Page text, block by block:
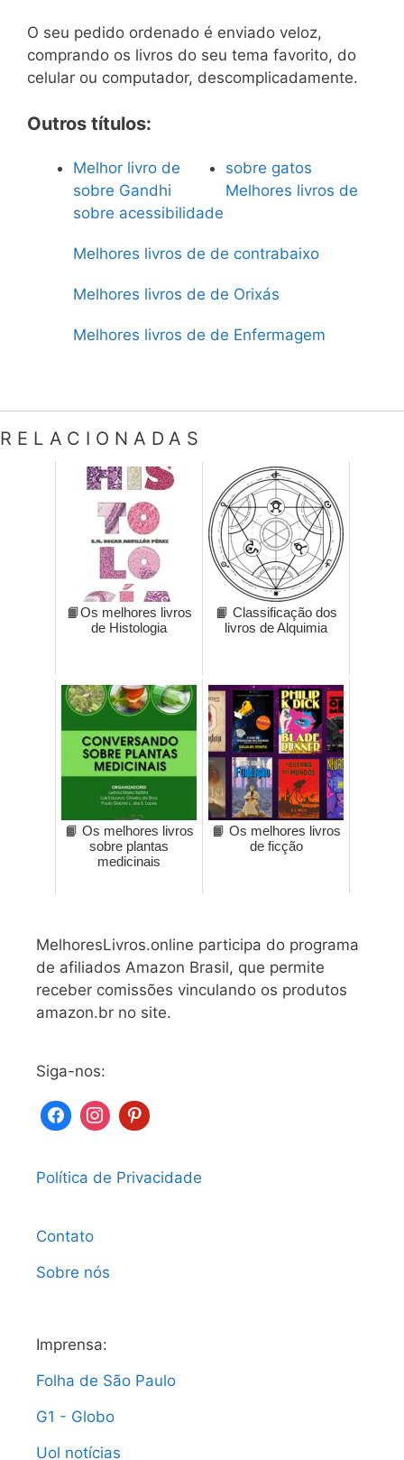
O seu pedido ordenado é enviado veloz,
comprando os livros do seu tema favorito, do
celular ou computador, descomplicadamente.
Outros títulos:
Melhor livro de
sobre Gandhi
sobre gatos
Melhores livros de
sobre acessibilidade
Melhores livros de de contrabaixo
Melhores livros de de Orixás
Melhores livros de de Enfermagem
RELACIONADAS
📙Os melhores livros
de Histologia
📙 Classificação dos
livros de Alquimia
📙 Os melhores livros
sobre plantas
medicinais
📙 Os melhores livros
de ficção
MelhoresLivros.online participa do programa
de afiliados Amazon Brasil, que permite
receber comissões vinculando os produtos
amazon.br no site.
Siga-nos:
Política de Privacidade
Contato
Sobre nós
Imprensa:
Folha de São Paulo
G1 - Globo
Uol notícias